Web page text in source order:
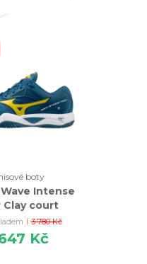
boty
Intense
Clay court
modrá
| 3 780 Kč
Kč